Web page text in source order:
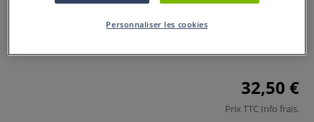
Ce lot de 30 pinceaux est idéal pour une utilisation
intensive en milieu scolaire, stages artistiques et ateliers de
32,50 €
Prix TTC Info frais.
Personnaliser les cookies